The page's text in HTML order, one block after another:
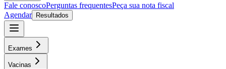
Fale conoscoPerguntas frequentesPeça sua nota fiscal
Agendar
Resultados
Exames
Vacinas